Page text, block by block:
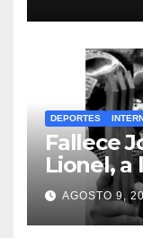
DEPORTES
Fallece
Lionel, a
Rosario
AGOSTO 9,